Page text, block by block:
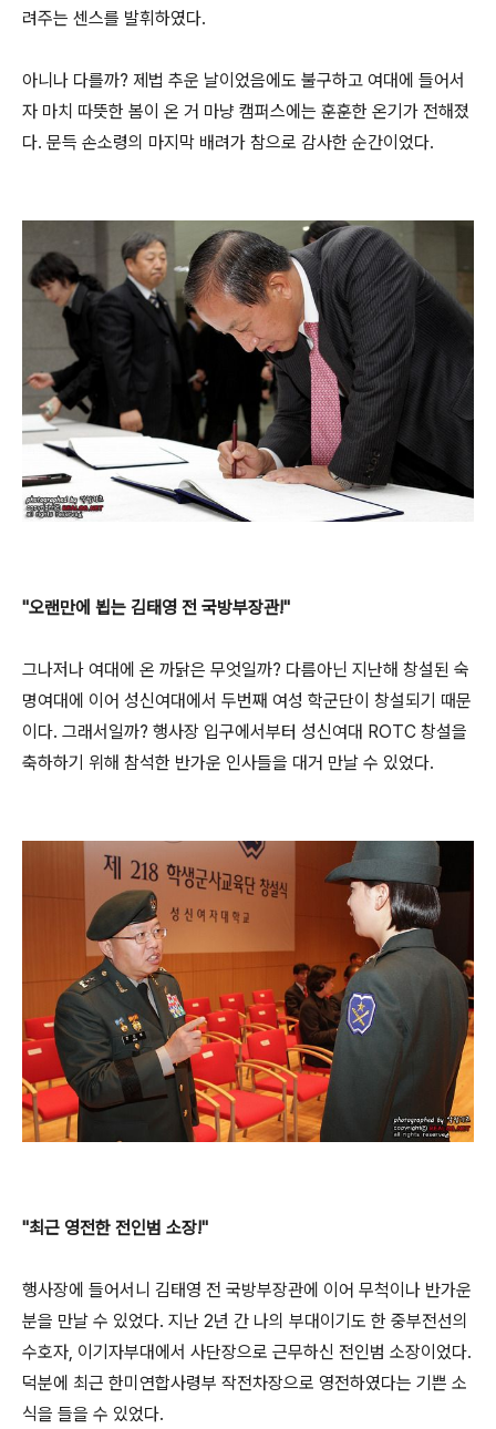
려주는 센스를 발휘하였다.
아니나 다를까? 제법 추운 날이었음에도 불구하고 여대에 들어서
자 마치 따뜻한 봄이 온 거 마냥 캠퍼스에는 훈훈한 온기가 전해졌
다. 문득 손소령의 마지막 배려가 참으로 감사한 순간이었다.
"오랜만에 뵙는 김태영 전 국방부장관!"
그나저나 여대에 온 까닭은 무엇일까? 다름아닌 지난해 창설된 숙
명여대에 이어 성신여대에서 두번째 여성 학군단이 창설되기 때문
이다. 그래서일까? 행사장 입구에서부터 성신여대 ROTC 창설을
축하하기 위해 참석한 반가운 인사들을 대거 만날 수 있었다.
"최근 영전한 전인범 소장!"
행사장에 들어서니 김태영 전 국방부장관에 이어 무척이나 반가운
분을 만날 수 있었다. 지난 2년 간 나의 부대이기도 한 중부전선의
수호자, 이기자부대에서 사단장으로 근무하신 전인범 소장이었다.
덕분에 최근 한미연합사령부 작전차장으로 영전하였다는 기쁜 소
식을 들을 수 있었다.